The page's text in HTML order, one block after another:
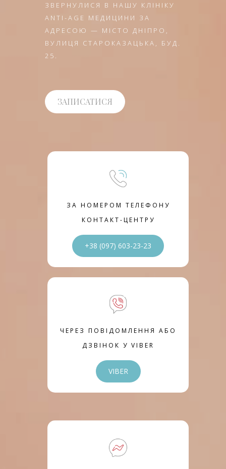
ЗВЕРНУЛИСЯ В НАШУ КЛІНІКУ
ANTI-AGE МЕДИЦИНИ ЗА
АДРЕСОЮ — МІСТО ДНІПРО,
ВУЛИЦЯ СТАРОКАЗАЦЬКА, БУД.
25.
ЗАПИСАТИСЯ
ЗА НОМЕРОМ ТЕЛЕФОНУ
КОНТАКТ-ЦЕНТРУ
+38 (097) 603-23-23
ЧЕРЕЗ ПОВІДОМЛЕННЯ АБО
ДЗВІНОК У VIBER
VIBER